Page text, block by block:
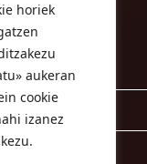
horiek
aukeran
cookie
izanez